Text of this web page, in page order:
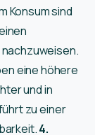
Konsum sind
eine höhere
und in
zu einer
4.